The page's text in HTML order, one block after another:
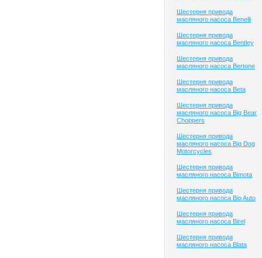
Шестерня привода
масляного насоса Benelli
Шестерня привода
масляного насоса Bentley
Шестерня привода
масляного насоса Bertone
Шестерня привода
масляного насоса Beta
Шестерня привода
масляного насоса Big Bear
Choppers
Шестерня привода
масляного насоса Big Dog
Motorcycles
Шестерня привода
масляного насоса Bimota
Шестерня привода
масляного насоса Bio Auto
Шестерня привода
масляного насоса Birel
Шестерня привода
масляного насоса Blata